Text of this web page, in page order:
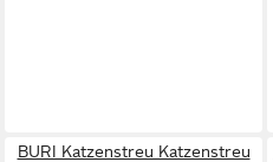
BURI Katzenstreu Katzenstreu